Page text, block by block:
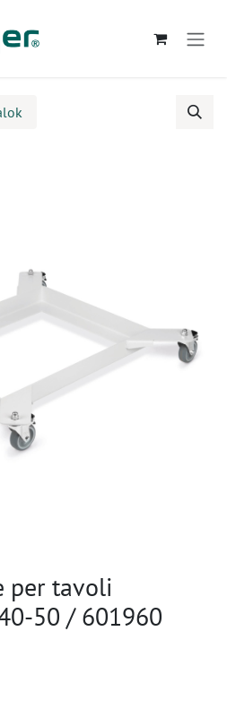
per tavoli
50 / 601960